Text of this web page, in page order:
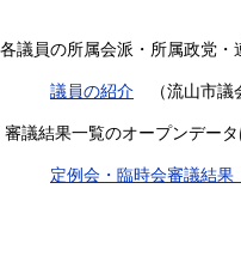
各議員の所属会派・所属政党・
議員の紹介 （流山市議
審議結果一覧のオープンデー
定例会・臨時会審議結果